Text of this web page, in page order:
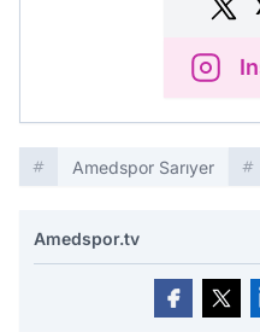
Amedspor Sarıyer
Amedspor.tv